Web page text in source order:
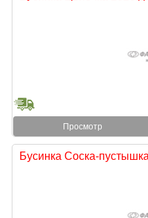
Просмотр
Бусинка Соска-